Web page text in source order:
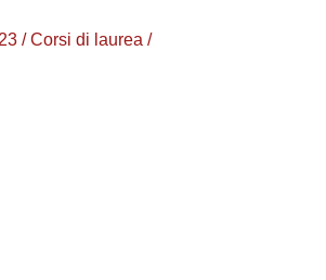
/ Corsi di laurea /